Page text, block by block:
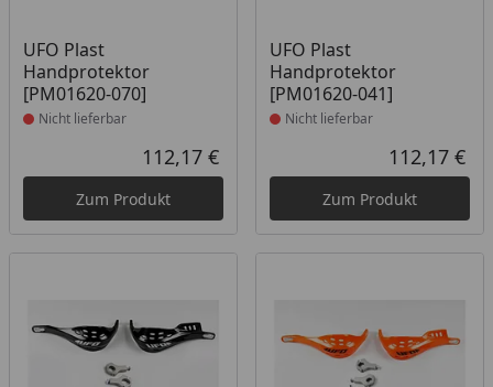
UFO Plast
Handprotektor
[PM01620-070]
Produkt nicht lieferbar
Nicht lieferbar
Aktueller Preis
112,17 €
Zum Produkt
UFO Plast
Handprotektor
[PM01620-041]
Produkt nicht lieferbar
Nicht lieferbar
112,17 €
Zum Produkt